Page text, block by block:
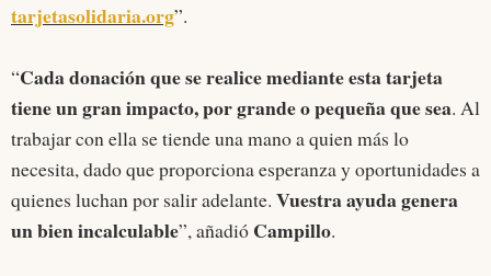
tarjetasolidaria.org”.
“Cada donación que se realice mediante esta tarjeta
tiene un gran impacto, por grande o pequeña que sea. Al
trabajar con ella se tiende una mano a quien más lo
necesita, dado que proporciona esperanza y oportunidades a
quienes luchan por salir adelante. Vuestra ayuda genera
un bien incalculable”, añadió Campillo.